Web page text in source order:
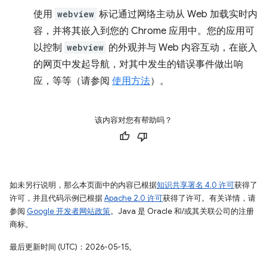
使用 webview 标记通过网络主动从 Web 加载实时内
容，并将其嵌入到您的 Chrome 应用中。您的应用可
以控制 webview 的外观并与 Web 内容互动，在嵌入
的网页中发起导航，对其中发生的错误事件做出响
应，等等（请参阅 使用方法）。
该内容对您有帮助吗？
如未另行说明，那么本页面中的内容已根据知识共享署名 4.0 许可获得了
许可，并且代码示例已根据Apache 2.0 许可获得了许可。有关详情，请
参阅 Google 开发者网站政策。Java 是 Oracle 和/或其关联公司的注册
商标。
最后更新时间 (UTC)：2026-05-15。